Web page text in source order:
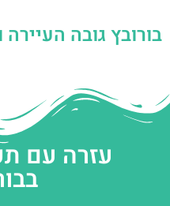
בורובץ גובה
עזרה עם